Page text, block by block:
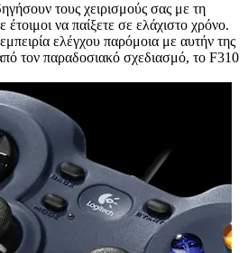
τους χειρισμούς σας με τη
να παίξετε σε ελάχιστο χρόνο.
ελέγχου παρόμοια με αυτήν της
τον παραδοσιακό σχεδιασμό, το F310